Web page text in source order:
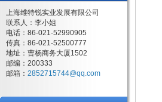
上海维特锐实业发展有限公司
联系人：李小姐
电话：86-021-52990905
传真：86-021-52500777
地址：曹杨商务大厦1502
邮编：200333
邮箱： 2852715744@qq.com